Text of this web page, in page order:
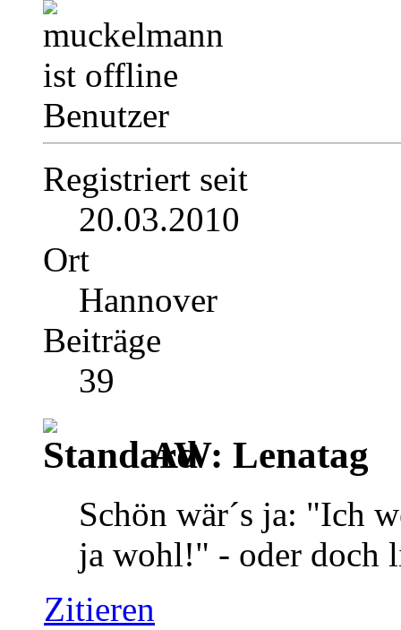
Benutzer
Registriert seit
20.03.2010
Ort
Hannover
Beiträge
39
AW: Lenatag
Schön wär´s ja: "Ich
ja wohl!" - oder doch
Zitieren